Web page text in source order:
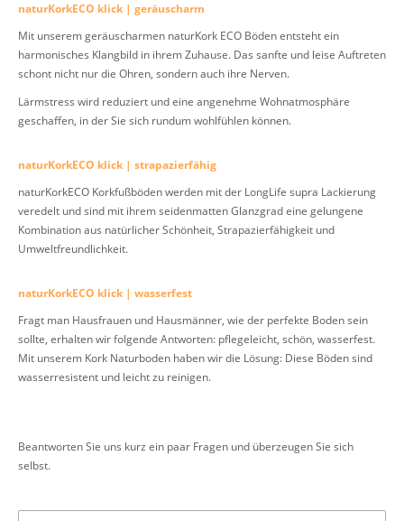
naturKorkECO klick | geräuscharm
Mit unserem geräuscharmen naturKork ECO Böden entsteht ein
harmonisches Klangbild in ihrem Zuhause. Das sanfte und leise Auftreten
schont nicht nur die Ohren, sondern auch ihre Nerven.
Lärmstress wird reduziert und eine angenehme Wohnatmosphäre
geschaffen, in der Sie sich rundum wohlfühlen können.
naturKorkECO klick | strapazierfähig
naturKorkECO Korkfußböden werden mit der LongLife supra Lackierung
veredelt und sind mit ihrem seidenmatten Glanzgrad eine gelungene
Kombination aus natürlicher Schönheit, Strapazierfähigkeit und
Umweltfreundlichkeit.
naturKorkECO klick | wasserfest
Fragt man Hausfrauen und Hausmänner, wie der perfekte Boden sein
sollte, erhalten wir folgende Antworten: pflegeleicht, schön, wasserfest.
Mit unserem Kork Naturboden haben wir die Lösung: Diese Böden sind
wasserresistent und leicht zu reinigen.
Beantworten Sie uns kurz ein paar Fragen und überzeugen Sie sich
selbst.